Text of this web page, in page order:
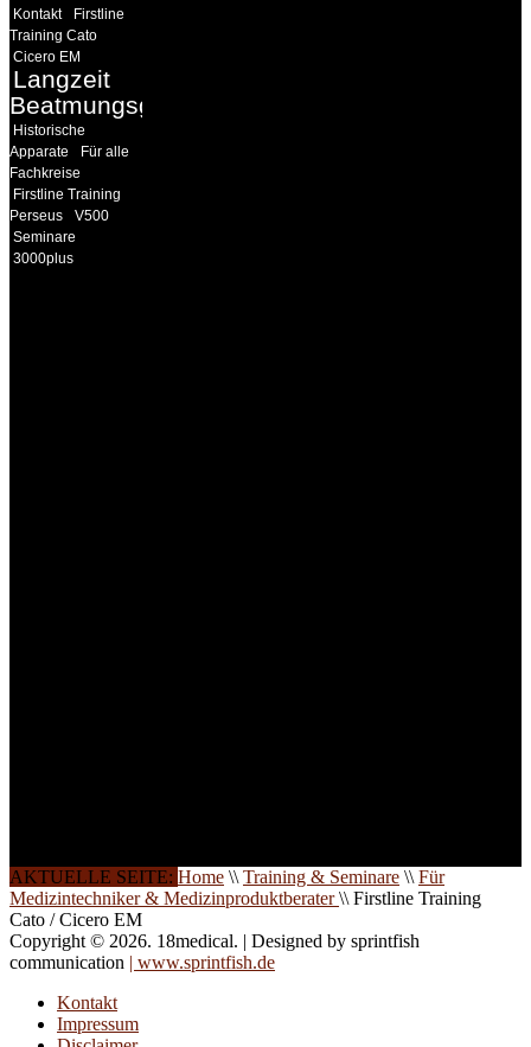
Kontakt
Firstline
Training Cato
Cicero EM
Langzeit
Beatmungsgeräte
Historische
Apparate
Für alle
Fachkreise
Firstline Training
Perseus
V500
Seminare
3000plus
AKTUELLE SEITE: Home \\ Training & Seminare \\ Für
Medizintechniker & Medizinproduktberater\\ Firstline Training
Cato / Cicero EM
Copyright © 2026. 18medical. | Designed by sprintfish
communication | www.sprintfish.de
Kontakt
Impressum